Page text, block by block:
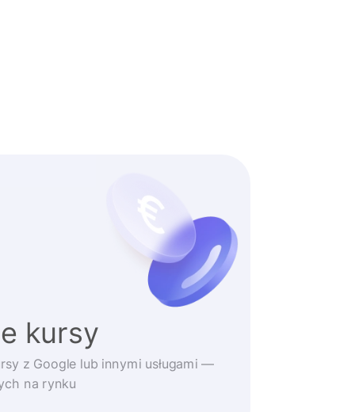
kursy
z Google lub innymi usługami —
na rynku